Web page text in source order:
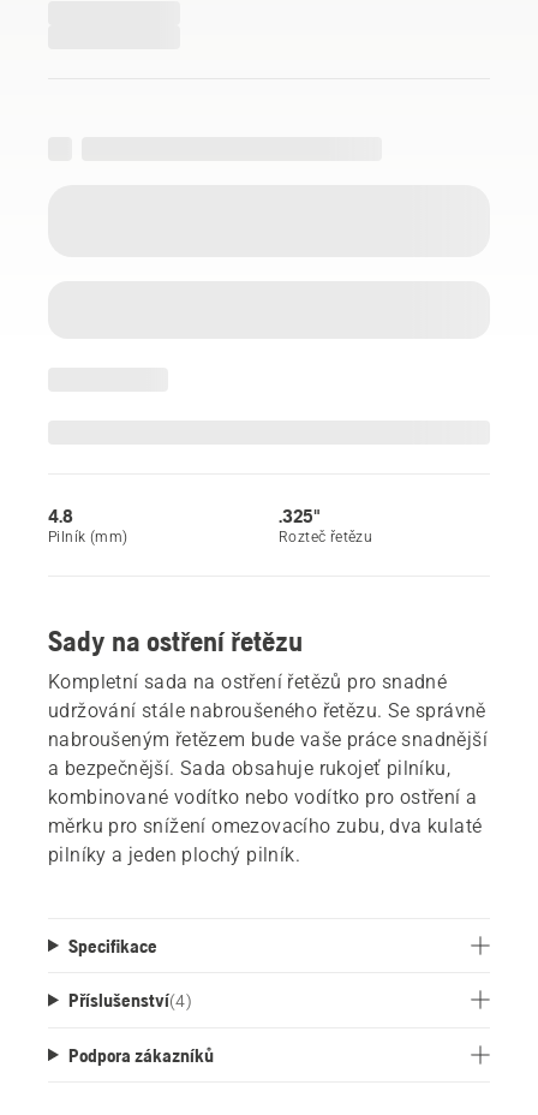
4.8
Pilník (mm)
.325"
Rozteč řetězu
Sady na ostření řetězu
Kompletní sada na ostření řetězů pro snadné
udržování stále nabroušeného řetězu. Se správně
nabroušeným řetězem bude vaše práce snadnější
a bezpečnější. Sada obsahuje rukojeť pilníku,
kombinované vodítko nebo vodítko pro ostření a
měrku pro snížení omezovacího zubu, dva kulaté
pilníky a jeden plochý pilník.
Specifikace
Příslušenství(4)
Podpora zákazníků